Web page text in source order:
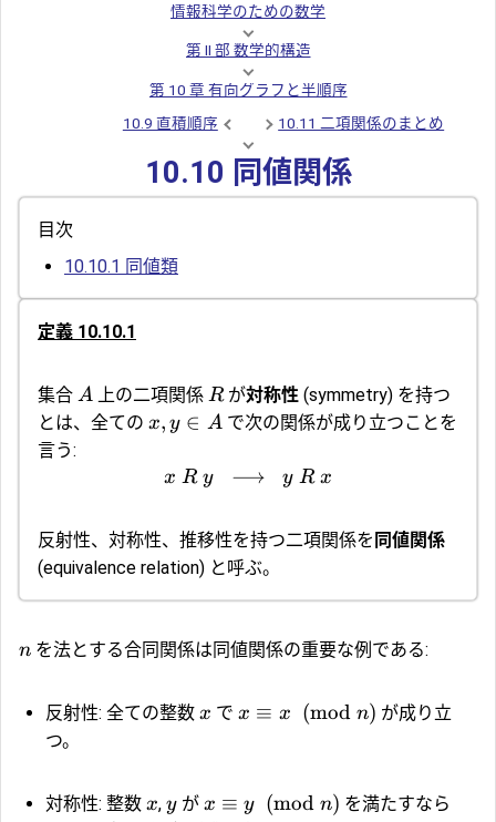
情報科学のための数学
第 II 部 数学的構造
第 10 章 有向グラフと半順序
10.9 直積順序
10.11 二項関係のまとめ
10.10 同値関係
目次
10.10.1 同値類
定義 10.10.1
集合 A 上の二項関係 Rが対称性 (symmetry) を持つ
とは、全ての x, y ∈ Aで次の関係が成り立つことを
言う:
x R y ⟶ y R x
反射性、対称性、推移性を持つ二項関係を 同値関係
(equivalence relation) と呼ぶ。
n を法とする合同関係は同値関係の重要な例である:
反射性: 全ての整数 x で x ≡ x (mod n) が成り立
つ。
対称性: 整数 x, yが x ≡ y (modn) を満たすなら